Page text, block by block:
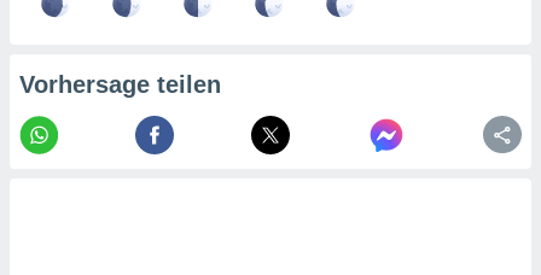
von
1199
Vorhersage teilen